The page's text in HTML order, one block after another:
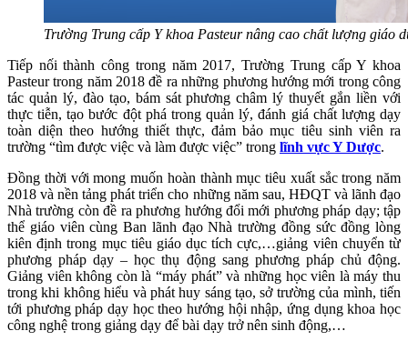
Trường Trung cấp Y khoa Pasteur nâng cao chất lượng giáo
Tiếp nối thành công trong năm 2017, Trường Trung cấp Y khoa
Pasteur trong năm 2018 đề ra những phương hướng mới trong công
tác quản lý, đào tạo, bám sát phương châm lý thuyết gắn liền với
thực tiễn, tạo bước đột phá trong quản lý, đánh giá chất lượng dạy
toàn diện theo hướng thiết thực, đảm bảo mục tiêu sinh viên ra
trường “tìm được việc và làm được việc” trong lĩnh vực Y Dược.
Đồng thời với mong muốn hoàn thành mục tiêu xuất sắc trong năm
2018 và nền tảng phát triển cho những năm sau, HĐQT và lãnh đạo
Nhà trường còn đề ra phương hướng đổi mới phương pháp dạy; tập
thể giáo viên cùng Ban lãnh đạo Nhà trường đồng sức đồng lòng
kiên định trong mục tiêu giáo dục tích cực,…giảng viên chuyển từ
phương pháp dạy – học thụ động sang phương pháp chủ động.
Giảng viên không còn là “máy phát” và những học viên là máy thu
trong khi không hiểu và phát huy sáng tạo, sở trường của mình, tiến
tới phương pháp dạy học theo hướng hội nhập, ứng dụng khoa học
công nghệ trong giảng dạy để bài dạy trở nên sinh động,…